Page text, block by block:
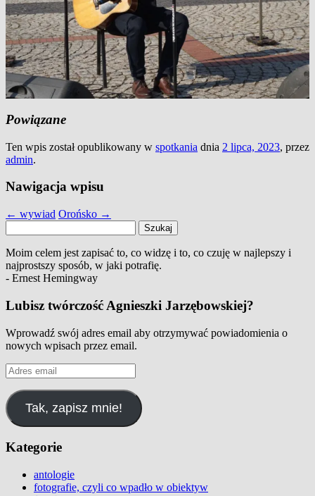
Powiązane
Ten wpis został opublikowany w spotkania dnia 2 lipca, 2023, przez
admin.
Nawigacja wpisu
← wywiad Orońsko →
Moim celem jest zapisać to, co widzę i to, co czuję w najlepszy i
najprostszy sposób, w jaki potrafię.
- Ernest Hemingway
Lubisz twórczość Agnieszki Jarzębowskiej?
Wprowadź swój adres email aby otrzymywać powiadomienia o
nowych wpisach przez email.
Adres
email
Tak, zapisz mnie!
Kategorie
antologie
fotografie, czyli co wpadło w obiektyw